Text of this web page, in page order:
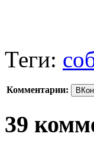
Теги:
Комментарии:
39